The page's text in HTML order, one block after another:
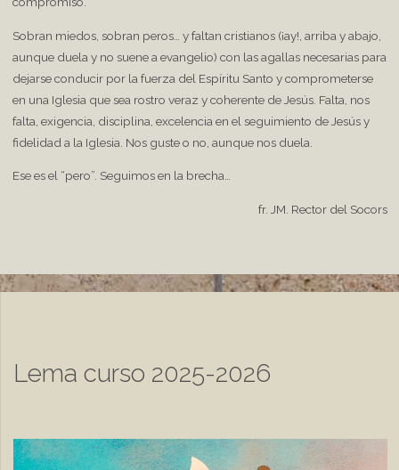
Sobran miedos, sobran peros… y faltan cristianos (¡ay!, arriba y abajo,
aunque duela y no suene a evangelio) con las agallas necesarias para
dejarse conducir por la fuerza del Espíritu Santo y comprometerse
en una Iglesia que sea rostro veraz y coherente de Jesús. Falta, nos
falta, exigencia, disciplina, excelencia en el seguimiento de Jesús y
fidelidad a la Iglesia. Nos guste o no, aunque nos duela.
Ese es el “pero”. Seguimos en la brecha…
fr. JM. Rector del Socors
Lema curso 2025-2026